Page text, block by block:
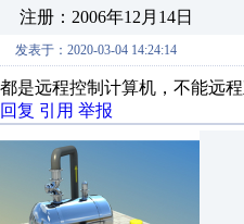
注册：2006年12月14日
发表于：2020-03-04 14:24:14
都是远程控制计算机，不能远
回复 引用 举报